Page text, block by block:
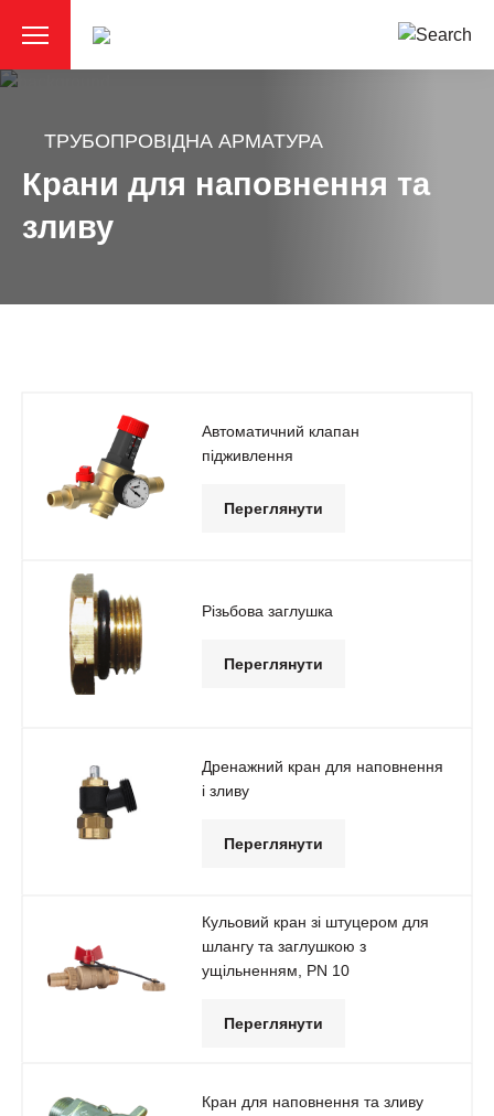
ТРУБОПРОВІДНА АРМАТУРА
Крани для наповнення та
зливу
Автоматичний клапан
підживлення
Переглянути
Різьбова заглушка
Переглянути
Дренажний кран для наповнення
і зливу
Переглянути
Кульовий кран зі штуцером для
шлангу та заглушкою з
ущільненням, РN 10
Переглянути
Кран для наповнення та зливу